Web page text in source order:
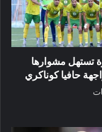
تستهل مشوارها
حافيا كوناكري